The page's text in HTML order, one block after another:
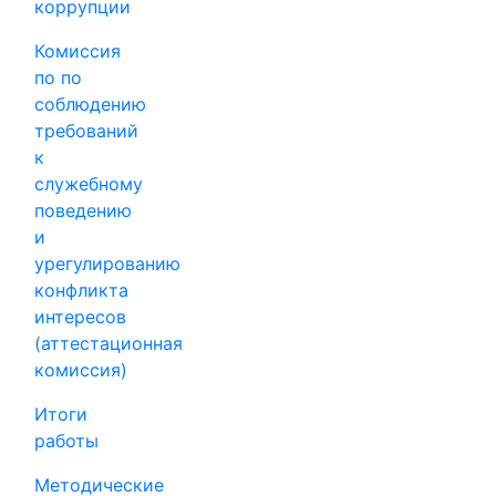
коррупции
Комиссия
по по
соблюдению
требований
к
служебному
поведению
и
урегулированию
конфликта
интересов
(аттестационная
комиссия)
Итоги
работы
Методические